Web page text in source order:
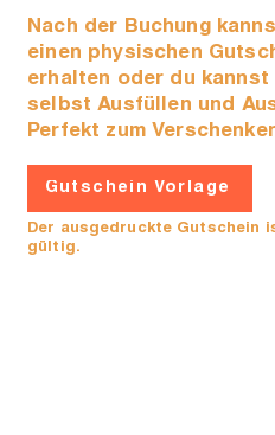
Nach der Buchung
einen physischen
erhalten oder du kannst
selbst Ausfüllen und
Perfekt zum
Gutschein Vorlage
Der ausgedruckte Gutschein
gültig.